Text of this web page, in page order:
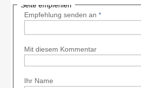
Seite empfehlen
Empfehlung senden an *
Mit diesem Kommentar
Ihr Name